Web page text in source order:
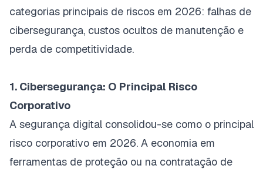
categorias principais de riscos em 2026: falhas de
cibersegurança, custos ocultos de manutenção e
perda de competitividade.
1. Cibersegurança: O Principal Risco
Corporativo
A segurança digital consolidou-se como o principal
risco corporativo em 2026. A economia em
ferramentas de proteção ou na contratação de